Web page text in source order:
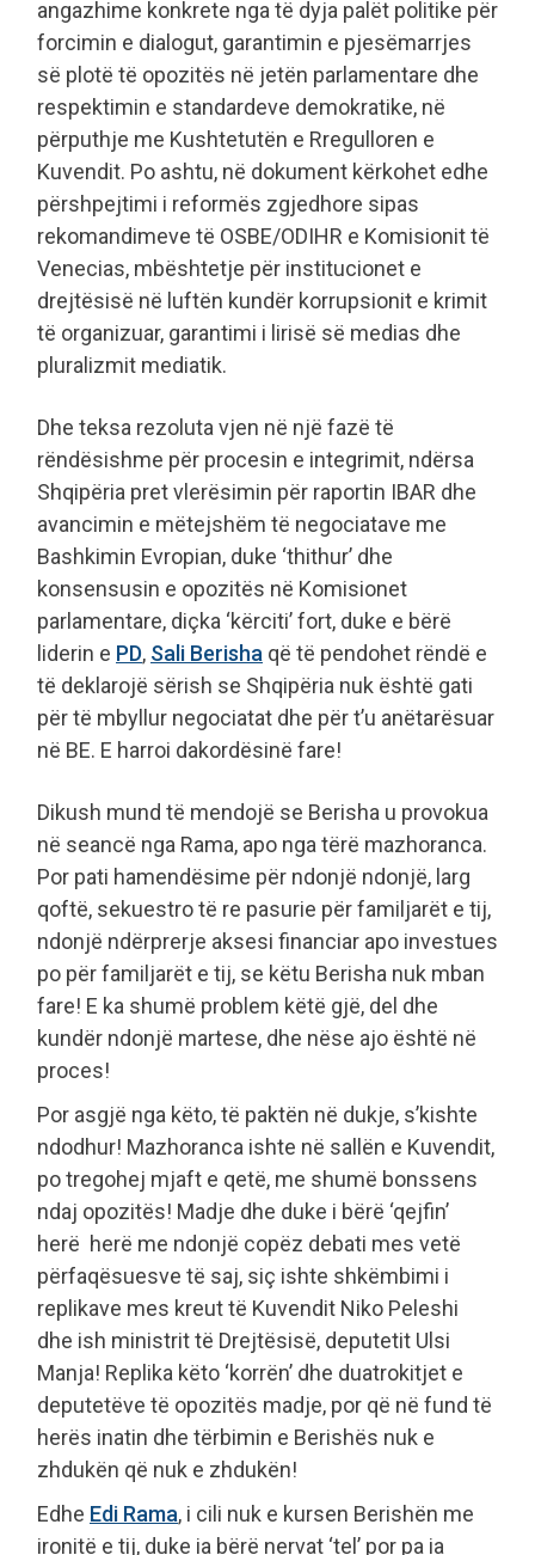
angazhime konkrete nga të dyja palët politike për
forcimin e dialogut, garantimin e pjesëmarrjes
së plotë të opozitës në jetën parlamentare dhe
respektimin e standardeve demokratike, në
përputhje me Kushtetutën e Rregulloren e
Kuvendit. Po ashtu, në dokument kërkohet edhe
përshpejtimi i reformës zgjedhore sipas
rekomandimeve të OSBE/ODIHR e Komisionit të
Venecias, mbështetje për institucionet e
drejtësisë në luftën kundër korrupsionit e krimit
të organizuar, garantimi i lirisë së medias dhe
pluralizmit mediatik.
Dhe teksa rezoluta vjen në një fazë të
rëndësishme për procesin e integrimit, ndërsa
Shqipëria pret vlerësimin për raportin IBAR dhe
avancimin e mëtejshëm të negociatave me
Bashkimin Evropian, duke ‘thithur’ dhe
konsensusin e opozitës në Komisionet
parlamentare, diçka ‘kërciti’ fort, duke e bërë
liderin e PD, Sali Berisha që të pendohet rëndë e
të deklarojë sërish se Shqipëria nuk është gati
për të mbyllur negociatat dhe për t’u anëtarësuar
në BE. E harroi dakordësinë fare!
Dikush mund të mendojë se Berisha u provokua
në seancë nga Rama, apo nga tërë mazhoranca.
Por pati hamendësime për ndonjë ndonjë, larg
qoftë, sekuestro të re pasurie për familjarët e tij,
ndonjë ndërprerje aksesi financiar apo investues
po për familjarët e tij, se këtu Berisha nuk mban
fare! E ka shumë problem këtë gjë, del dhe
kundër ndonjë martese, dhe nëse ajo është në
proces!
Por asgjë nga këto, të paktën në dukje, s’kishte
ndodhur! Mazhoranca ishte në sallën e Kuvendit,
po tregohej mjaft e qetë, me shumë bonssens
ndaj opozitës! Madje dhe duke i bërë ‘qejfin’
herë herë me ndonjë copëz debati mes vetë
përfaqësuesve të saj, siç ishte shkëmbimi i
replikave mes kreut të Kuvendit Niko Peleshi
dhe ish ministrit të Drejtësisë, deputetit Ulsi
Manja! Replika këto ‘korrën’ dhe duatrokitjet e
deputetëve të opozitës madje, por që në fund të
herës inatin dhe tërbimin e Berishës nuk e
zhdukën që nuk e zhdukën!
Edhe Edi Rama, i cili nuk e kursen Berishën me
ironitë e tij, duke ia bërë nervat ‘tel’ por pa ia